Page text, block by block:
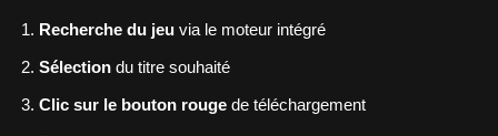
Recherche du jeu via le moteur intégré
Sélection du titre souhaité
Clic sur le bouton rouge de téléchargement